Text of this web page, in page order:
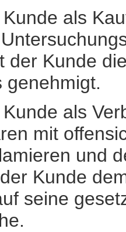
als
der Kunde
genehmigt.
als
mit
und
Kunde
seine